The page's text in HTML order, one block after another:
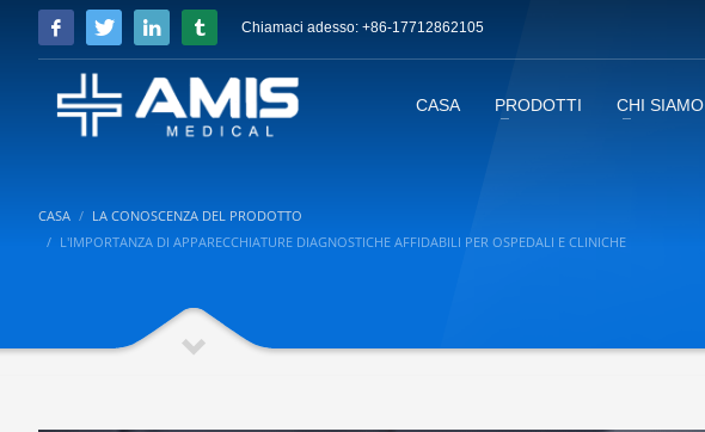
Chiamaci adesso: +86-17712862105
CASA PRODOTTI CHI SIAMO
CASA
LA CONOSCENZA DEL PRODOTTO
L'IMPORTANZA DI APPARECCHIATURE DIAGNOSTICHE AFFIDABILI PER OSPEDALI E CLINICHE